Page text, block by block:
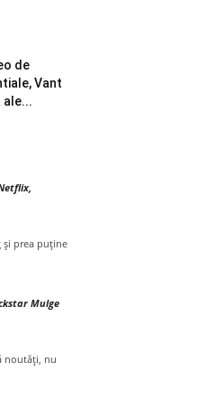
de
Vant
ale...
și prea puține
Mulge
noutăți, nu